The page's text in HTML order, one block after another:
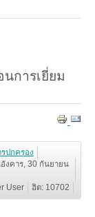
การเยี่ยม
ปกครอง
อังคาร, 30 กันยายน
User
ฮิต: 10702